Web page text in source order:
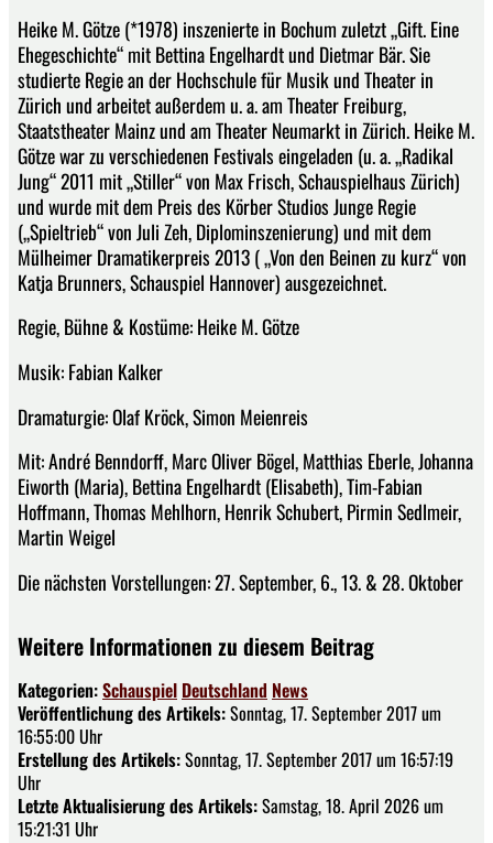
Heike M. Götze (*1978) inszenierte in Bochum zuletzt „Gift. Eine
Ehegeschichte“ mit Bettina Engelhardt und Dietmar Bär. Sie
studierte Regie an der Hochschule für Musik und Theater in
Zürich und arbeitet außerdem u. a. am Theater Freiburg,
Staatstheater Mainz und am Theater Neumarkt in Zürich. Heike M.
Götze war zu verschiedenen Festivals eingeladen (u. a. „Radikal
Jung“ 2011 mit „Stiller“ von Max Frisch, Schauspielhaus Zürich)
und wurde mit dem Preis des Körber Studios Junge Regie
(„Spieltrieb“ von Juli Zeh, Diplominszenierung) und mit dem
Mülheimer Dramatikerpreis 2013 ( „Von den Beinen zu kurz“ von
Katja Brunners, Schauspiel Hannover) ausgezeichnet.
Regie, Bühne & Kostüme: Heike M. Götze
Musik: Fabian Kalker
Dramaturgie: Olaf Kröck, Simon Meienreis
Mit: André Benndorff, Marc Oliver Bögel, Matthias Eberle, Johanna
Eiworth (Maria), Bettina Engelhardt (Elisabeth), Tim-Fabian
Hoffmann, Thomas Mehlhorn, Henrik Schubert, Pirmin Sedlmeir,
Martin Weigel
Die nächsten Vorstellungen: 27. September, 6., 13. & 28. Oktober
Weitere Informationen zu diesem Beitrag
Kategorien:Schauspiel Deutschland News
Veröffentlichung des Artikels:Sonntag, 17. September 2017 um
16:55:00 Uhr
Erstellung des Artikels:Sonntag, 17. September 2017 um 16:57:19
Uhr
Letzte Aktualisierung des Artikels:Samstag, 18. April 2026 um
15:21:31 Uhr